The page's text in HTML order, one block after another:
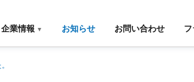
企業情報 お知らせ お問い合わせ